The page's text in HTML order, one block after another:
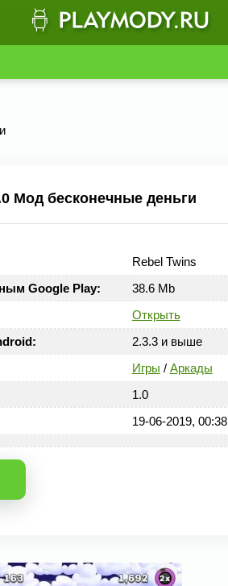
Мод бесконечные деньги
Rebel Twins
Google Play:
38.6 Mb
Открыть
2.3.3 и выше
Игры / Аркады
1.0
19-06-2019, 00:38